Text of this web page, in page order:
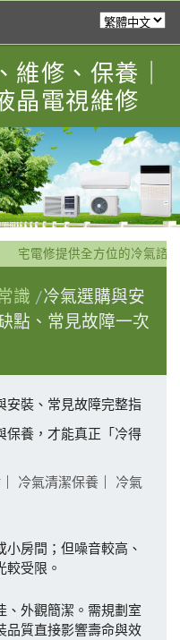
修、保養｜
晶電視維修
宅電修提供全方位的冷氣諮
識
冷氣選購與安
點、常見故障一次
安裝、常見故障完整指
保養，才能真正「冷得
冷氣清潔保養
冷氣
房間；但噪音較高、
受限。
、外觀簡潔。需規劃室
品質直接影響壽命與效